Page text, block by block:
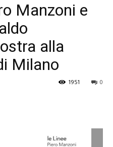
Manzoni e
alla
Milano
0
1951